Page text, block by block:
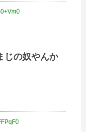
じの奴やんか